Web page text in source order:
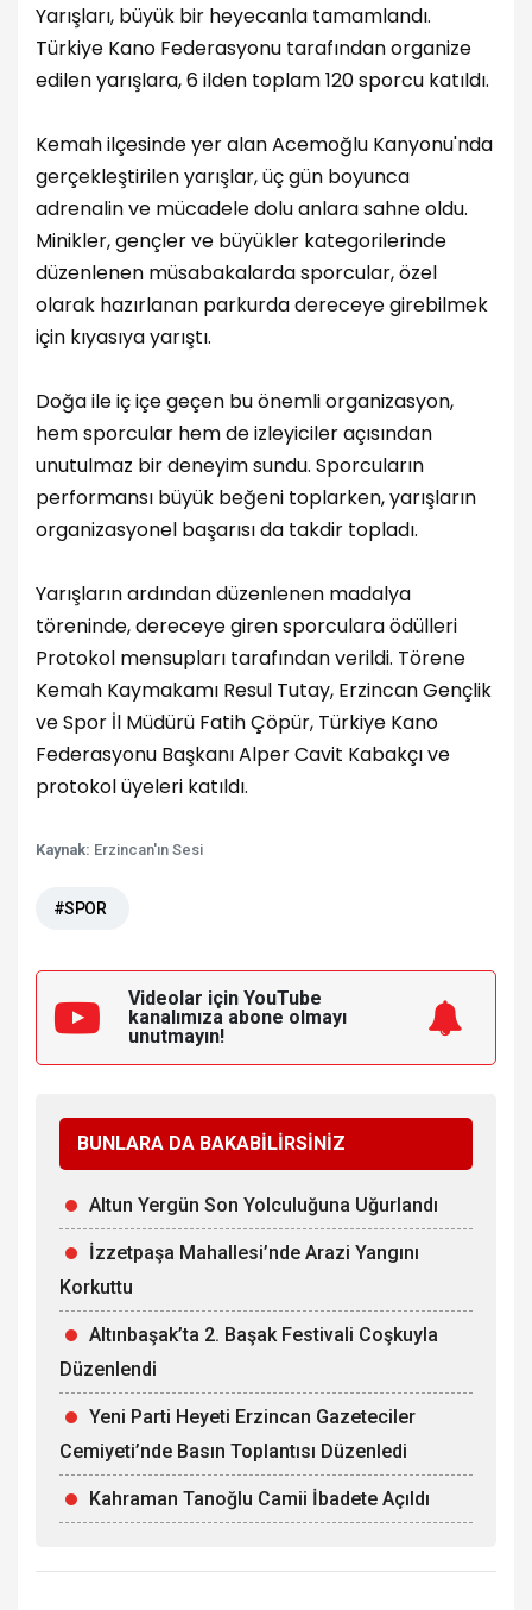
Yarışları, büyük bir heyecanla tamamlandı.
Türkiye Kano Federasyonu tarafından organize
edilen yarışlara, 6 ilden toplam 120 sporcu katıldı.
Kemah ilçesinde yer alan Acemoğlu Kanyonu'nda
gerçekleştirilen yarışlar, üç gün boyunca
adrenalin ve mücadele dolu anlara sahne oldu.
Minikler, gençler ve büyükler kategorilerinde
düzenlenen müsabakalarda sporcular, özel
olarak hazırlanan parkurda dereceye girebilmek
için kıyasıya yarıştı.
Doğa ile iç içe geçen bu önemli organizasyon,
hem sporcular hem de izleyiciler açısından
unutulmaz bir deneyim sundu. Sporcuların
performansı büyük beğeni toplarken, yarışların
organizasyonel başarısı da takdir topladı.
Yarışların ardından düzenlenen madalya
töreninde, dereceye giren sporculara ödülleri
Protokol mensupları tarafından verildi. Törene
Kemah Kaymakamı Resul Tutay, Erzincan Gençlik
ve Spor İl Müdürü Fatih Çöpür, Türkiye Kano
Federasyonu Başkanı Alper Cavit Kabakçı ve
protokol üyeleri katıldı.
Kaynak: Erzincan'ın Sesi
#SPOR
Videolar için YouTube
kanalımıza abone olmayı
unutmayın!
BUNLARA DA BAKABİLİRSİNİZ
Altun Yergün Son Yolculuğuna Uğurlandı
İzzetpaşa Mahallesi’nde Arazi Yangını
Korkuttu
Altınbaşak’ta 2. Başak Festivali Coşkuyla
Düzenlendi
Yeni Parti Heyeti Erzincan Gazeteciler
Cemiyeti’nde Basın Toplantısı Düzenledi
Kahraman Tanoğlu Camii İbadete Açıldı